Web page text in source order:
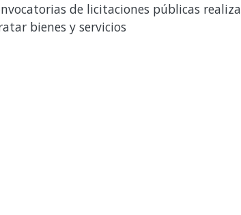
de licitaciones públicas
bienes y servicios